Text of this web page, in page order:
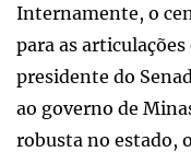
Internamente, o
para as
presidente do
ao governo de
robusta no estado,